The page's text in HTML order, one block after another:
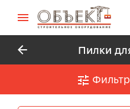
Пилки